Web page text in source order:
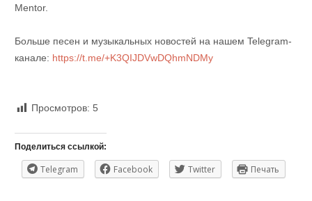
Mentor.
Больше песен и музыкальных новостей на нашем Telegram-
канале: https://t.me/+K3QIJDVwDQhmNDMy
Просмотров: 5
Поделиться ссылкой:
Telegram Facebook Twitter Печать